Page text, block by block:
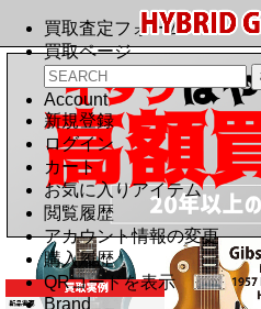
買取査定フォーム
買取ページ
Account
新規登録
ログイン
カート
お気に入りアイテム
閲覧履歴
アカウント情報の変更
購入履歴
QRコードを表示
Brand